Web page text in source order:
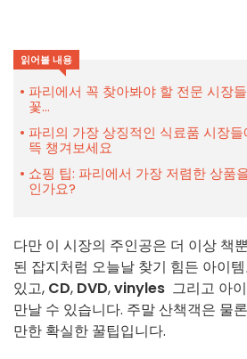
읽어볼 내용
파리에서 꼭 찾아봐야 할 전문 시장
꽃...
파리의 가장 상징적인 식료품 시장
뜩 챙겨보세요
쇼핑 팁: 파리에서 가장 저렴한 상품
인가요?
다만 이 시장의 주인공은 더 이상 책
된 잡지처럼 오늘날 찾기 힘든 아이
있고, CD, DVD,vinyles 그리고 아
만날 수 있습니다. 주말 산책객은 물
만한 확실한 꿀팁입니다.